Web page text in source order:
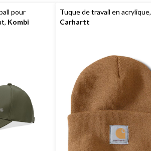
pour
Kombi
Tuque de travail en acrylique,
Carhartt